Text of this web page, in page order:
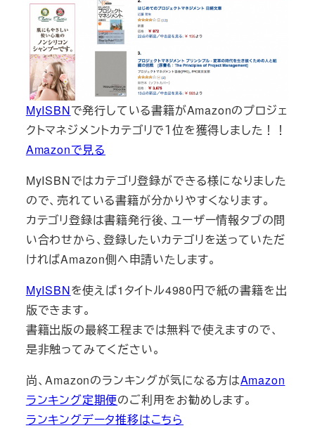
MyISBNで発行している書籍がAmazonのプロジェ
クトマネジメントカテゴリで１位を獲得しました！！
Amazonで見る
MyISBNではカテゴリ登録ができる様になりました
ので、売れている書籍が分かりやすくなります。
カテゴリ登録は書籍発行後、ユーザー情報タブの問
い合わせから、登録したいカテゴリを送っていただ
ければAmazon側へ申請いたします。
MyISBNを使えば1タイトル4980円で紙の書籍を出
版できます。
書籍出版の最終工程までは無料で使えますので、
是非触ってみてください。
尚、Amazonのランキングが気になる方はAmazon
ランキング定期便のご利用をお勧めします。
ランキングデータ推移はこちら